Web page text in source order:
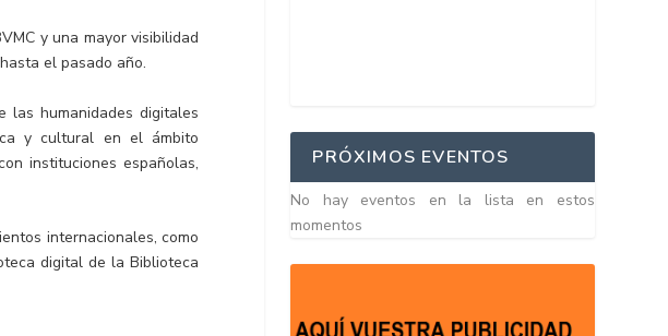
y una mayor visibilidad
el pasado año.
humanidades digitales
y cultural en el ámbito
instituciones españolas,
internacionales, como
digital de la Biblioteca
PRÓXIMOS EVENTOS
No hay eventos en la lista en estos
momentos